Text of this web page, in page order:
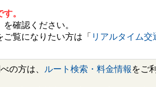
す ―
。
を確認ください。
覧になりたい方は「 リアルタイム交
の方は、 ルート検索・料金情報 をご
中
NEXCO西日本関西支社（大阪府茨木市、支社
ため、3月23日（月曜）から3月24日（火曜）
つ)ジャンクション（JCT）（上下線）、菰野(